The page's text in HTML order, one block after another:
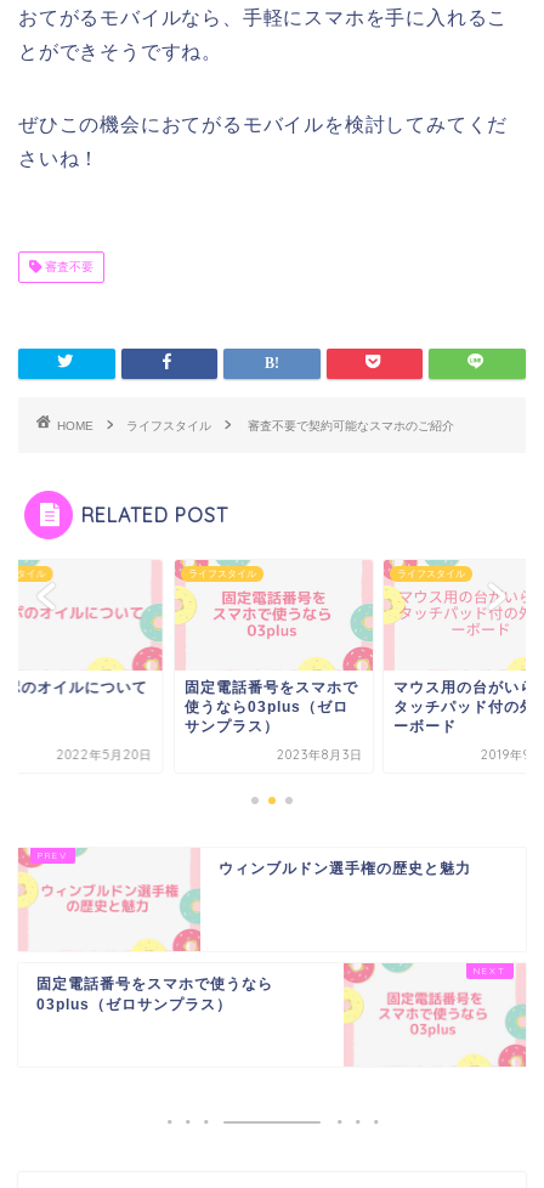
おてがるモバイルなら、手軽にスマホを手に入れるこ
とができそうですね。
ぜひこの機会におてがるモバイルを検討してみてくだ
さいね！
審査不要
HOME ライフスタイル 審査不要で契約可能なスマホのご紹介
RELATED POST
スタイル
電話番号をスマホで
2023年8月3日
ライフスタイル
マウス用の台がいらない
タッチパッド付の外部キ
ーボード
2019年9月12日
ライフスタイル
エネポのオイルにつ
2022年5
ウィンブルドン選手権の歴史と魅力
固定電話番号をスマホで使うなら
03plus（ゼロサンプラス）